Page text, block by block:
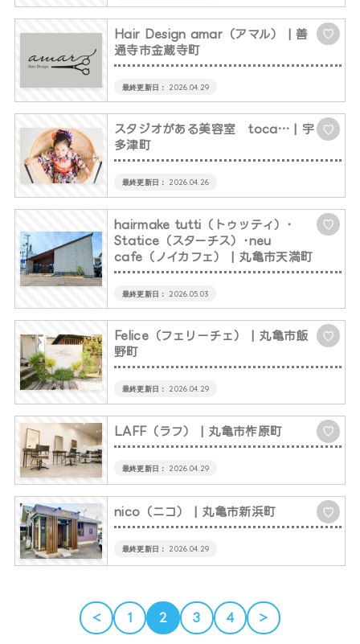
Hair Design amar（アマル） ♡
| 善
通寺市金蔵寺町
2026.04.29
スタジオがある美容室 toca… ♡
| 宇
多津町
2026.04.26
hairmake tutti（トゥッティ）･
Statice（スターチス）･neu
cafe（ノイカフェ）
♡
| 丸亀市天満町
2026.05.03
Felice（フェリーチェ） ♡
| 丸亀市飯
野町
2026.04.29
LAFF（ラフ） ♡
| 丸亀市柞原町
2026.04.29
nico（ニコ） ♡
| 丸亀市新浜町
2026.04.29
＜ 1 2 3 4 ＞